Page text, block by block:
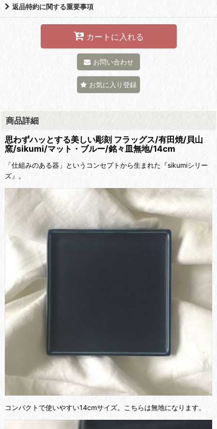
返品特約に関する重要事項
カートに入れる
お問い合わせ
お気に入り登録
商品詳細
思わずハッとする美しい彫刻 フラッグス/有田焼/貝山
窯/sikumi/マット・ブルー/銘々皿無地/14cm
「仕組みのある器」というコンセプトから生まれた『sikumiシリー
ズ』。
コンパクトで使いやすい14cmサイズ。こちらは無地になります。